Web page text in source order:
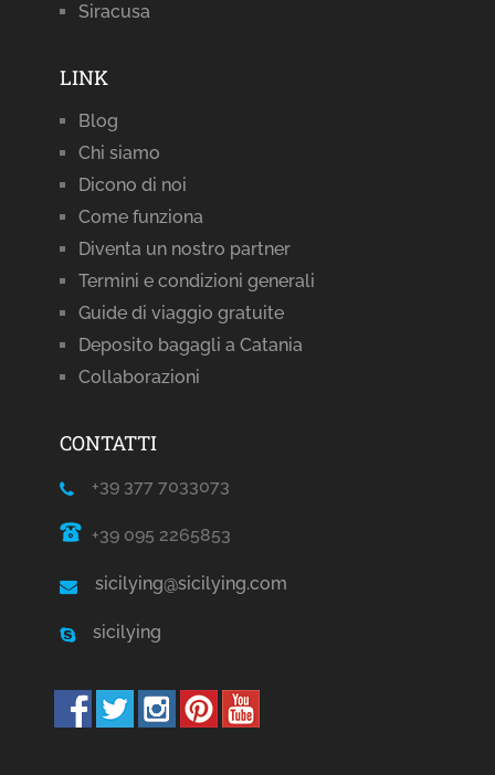
Siracusa
LINK
Blog
Chi siamo
Dicono di noi
Come funziona
Diventa un nostro partner
Termini e condizioni generali
Guide di viaggio gratuite
Deposito bagagli a Catania
Collaborazioni
CONTATTI
+39 377 7033073
+39 095 2265853
sicilying@sicilying.com
sicilying